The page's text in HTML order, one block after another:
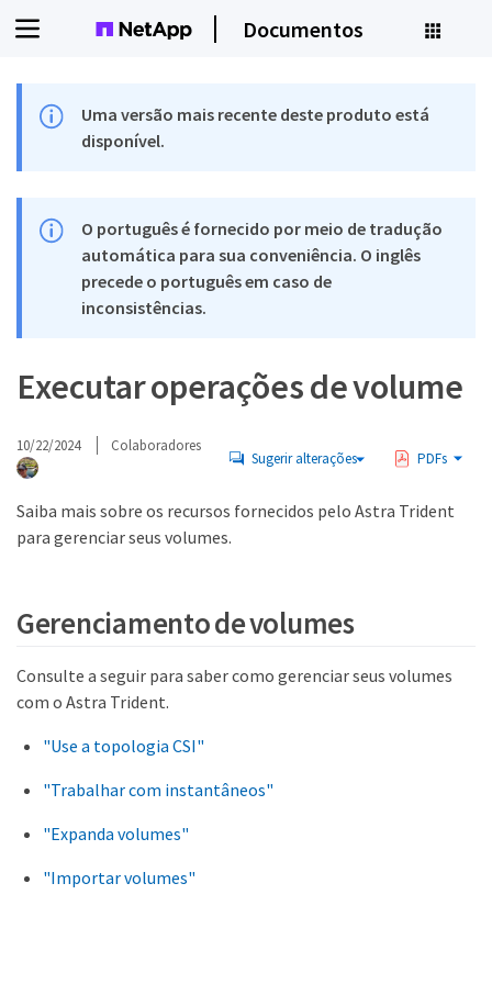
Documentos
Uma versão mais recente deste produto está
disponível.
O português é fornecido por meio de tradução
automática para sua conveniência. O inglês
precede o português em caso de
inconsistências.
Executar operações de volume
10/22/2024 Colaboradores
Sugerir alterações PDFs
Saiba mais sobre os recursos fornecidos pelo Astra Trident
para gerenciar seus volumes.
Gerenciamento de volumes
Consulte a seguir para saber como gerenciar seus volumes
com o Astra Trident.
"Use a topologia CSI"
"Trabalhar com instantâneos"
"Expanda volumes"
"Importar volumes"